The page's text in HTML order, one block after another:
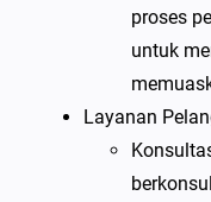
proses
untuk
Layanan